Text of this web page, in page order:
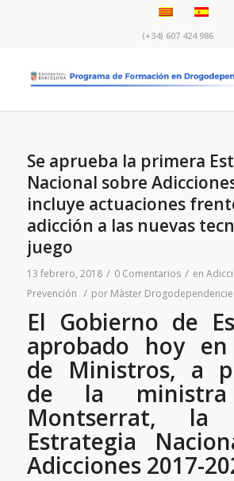
(+34) 607 424 986
Se aprueba la primera
Nacional sobre
incluye actuaciones
adicción a las nuevas
juego
13 febrero, 2018 / 0 Comentarios / en
Prevención / por Màster
El Gobierno de
aprobado hoy en
de Ministros, a
de la ministra
Montserrat, la
Estrategia
Adicciones 2017-